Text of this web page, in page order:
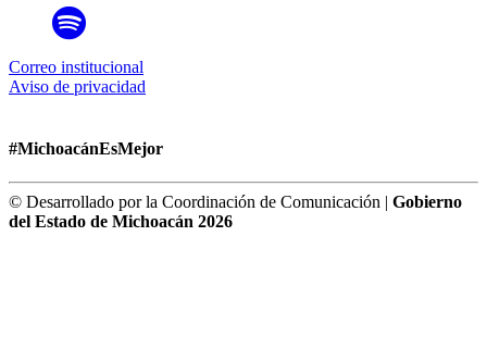
Correo institucional
Aviso de privacidad
#MichoacánEsMejor
© Desarrollado por la Coordinación de Comunicación | Gobierno
del Estado de Michoacán 2026